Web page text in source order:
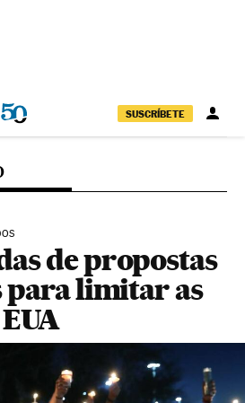
SUSCRÍBETE
de propostas
limitar as